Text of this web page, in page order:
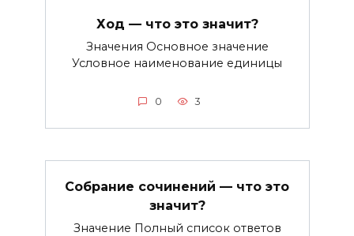
Ход — что это значит?
Значения Основное значение
Условное наименование единицы
0 3
Собрание сочинений — что это
значит?
Значение Полный список ответов